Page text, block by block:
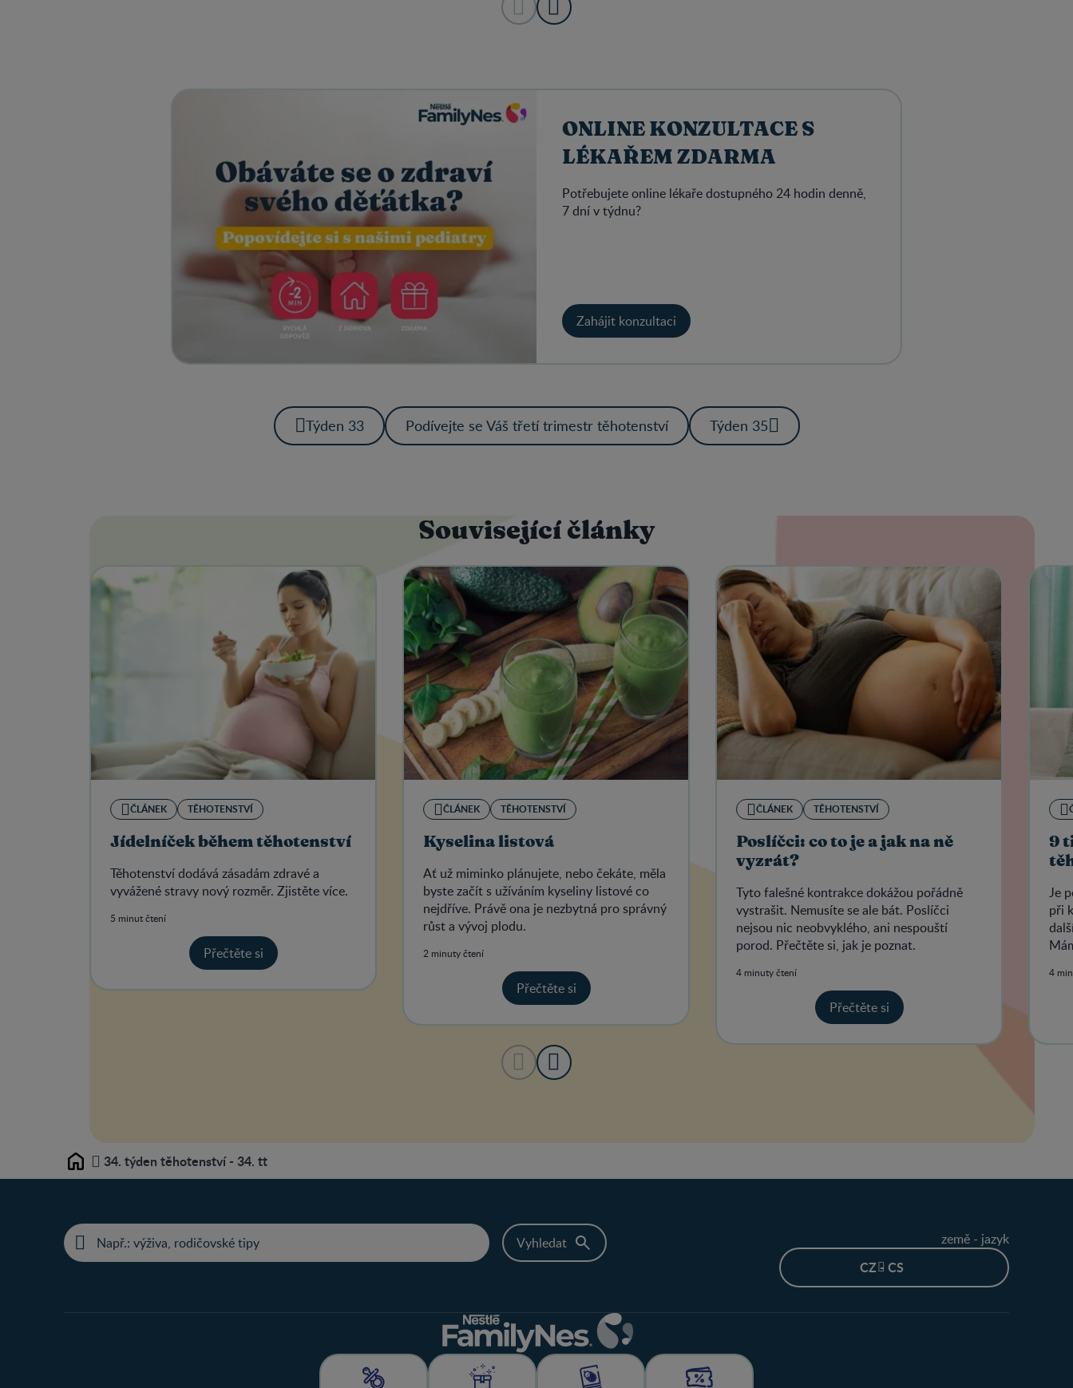
ONLINE KONZULTACE S
LÉKAŘEM ZDARMA
Potřebujete online lékaře dostupného 24 hodin denně,
7 dní v týdnu?
Zahájit konzultaci
Týden 33 Podívejte se Váš třetí trimestr těhotenství Týden 35
Související články
ČLÁNEK TĚHOTENSTVÍ
Jídelníček během těhotenství
Těhotenství dodává zásadám zdravé a
vyvážené stravy nový rozměr. Zjistěte více.
5 minut čtení
Přečtěte si
ČLÁNEK TĚHOTENSTVÍ
Kyselina listová
Ať už miminko plánujete, nebo čekáte, měla
byste začít s užíváním kyseliny listové co
nejdříve. Právě ona je nezbytná pro správný
růst a vývoj plodu.
2 minuty čtení
Přečtěte si
ČLÁNEK TĚHOTENSTVÍ
Poslíčci: co to je a jak na ně
vyzrát?
Tyto falešné kontrakce dokážou pořádně
vystrašit. Nemusíte se ale bát. Poslíčci
nejsou nic neobvyklého, ani nespouští
porod. Přečtěte si, jak je poznat.
4 minuty čtení
Přečtěte si
9
Je
při
4
Home 34. týden těhotenství - 34. tt
země - jazyk
CZ - CS